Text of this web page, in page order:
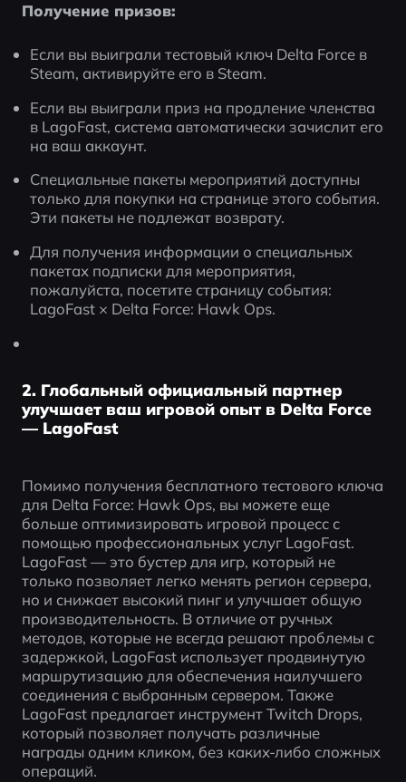
Получение призов:
Если вы выиграли тестовый ключ Delta Force в
Steam, активируйте его в Steam.
Если вы выиграли приз на продление членства
в LagoFast, система автоматически зачислит его
на ваш аккаунт.
Специальные пакеты мероприятий доступны
только для покупки на странице этого события.
Эти пакеты не подлежат возврату.
Для получения информации о специальных
пакетах подписки для мероприятия,
пожалуйста, посетите страницу события:
LagoFast × Delta Force: Hawk Ops.
2. Глобальный официальный партнер
улучшает ваш игровой опыт в Delta Force
— LagoFast
Помимо получения бесплатного тестового ключа
для Delta Force: Hawk Ops, вы можете еще
больше оптимизировать игровой процесс с
помощью профессиональных услуг LagoFast.
LagoFast — это бустер для игр, который не
только позволяет легко менять регион сервера,
но и снижает высокий пинг и улучшает общую
производительность. В отличие от ручных
методов, которые не всегда решают проблемы с
задержкой, LagoFast использует продвинутую
маршрутизацию для обеспечения наилучшего
соединения с выбранным сервером. Также
LagoFast предлагает инструмент Twitch Drops,
который позволяет получать различные
награды одним кликом, без каких-либо сложных
операций.